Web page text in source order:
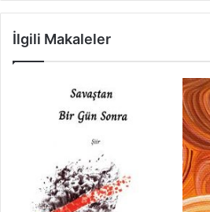
İlgili Makaleler